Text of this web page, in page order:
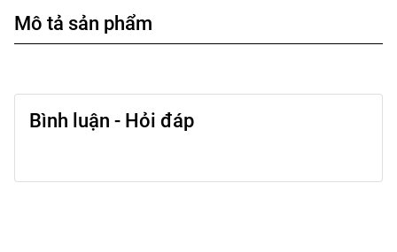
Mô tả sản phẩm
Bình luận - Hỏi đáp